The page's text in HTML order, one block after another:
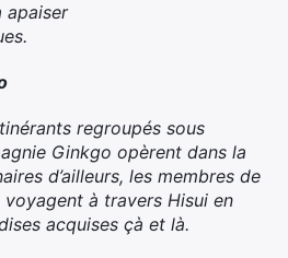
apaiser
regroupés sous
Ginkgo opèrent dans la
d’ailleurs, les membres de
à travers Hisui en
acquises çà et là.